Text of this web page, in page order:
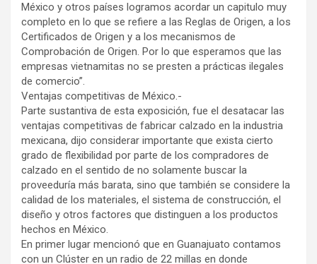
México y otros países logramos acordar un capitulo muy
completo en lo que se refiere a las Reglas de Origen, a los
Certificados de Origen y a los mecanismos de
Comprobación de Origen. Por lo que esperamos que las
empresas vietnamitas no se presten a prácticas ilegales
de comercio”.
Ventajas competitivas de México.-
Parte sustantiva de esta exposición, fue el desatacar las
ventajas competitivas de fabricar calzado en la industria
mexicana, dijo considerar importante que exista cierto
grado de flexibilidad por parte de los compradores de
calzado en el sentido de no solamente buscar la
proveeduría más barata, sino que también se considere la
calidad de los materiales, el sistema de construcción, el
diseño y otros factores que distinguen a los productos
hechos en México.
En primer lugar mencionó que en Guanajuato contamos
con un Clúster en un radio de 22 millas en donde